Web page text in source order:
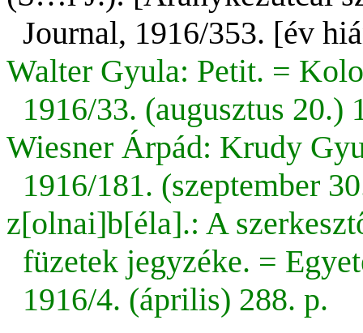
Journal, 1916/353. [év
Walter Gyula: Petit. =
1916/33. (augusztus 20.)
Wiesner Árpád: Krudy
1916/181. (szeptember
z[olnai]b[éla].: A
füzetek jegyzéke. =
1916/4. (április) 288. p.